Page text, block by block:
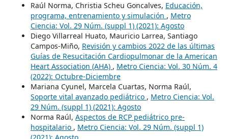
Raúl Norma, Christia Scheu Goncalves, Educación,
programa, entrenamiento y simulación , Metro
Ciencia: Vol. 29 Núm. (suppl 1) (2021): Agosto
Diego Villarreal Huato, Mauricio Larrea, Santiago
Campos-Miño, Revisión y cambios 2022 de las últimas
Guías de Resucitación Cardiopulmonar de la American
Heart Association (AHA) , Metro Ciencia: Vol. 30 Núm. 4
(2022): Octubre-Diciembre
Mariana Cyunel, Marcela Cuartas, Norma Raúl,
Soporte vital avanzado pediátrico , Metro Ciencia: Vol.
29 Núm. (suppl 1) (2021): Agosto
Norma Raúl, Aspectos de RCP pediátrico pre-
hospitalario , Metro Ciencia: Vol. 29 Núm. (suppl 1)